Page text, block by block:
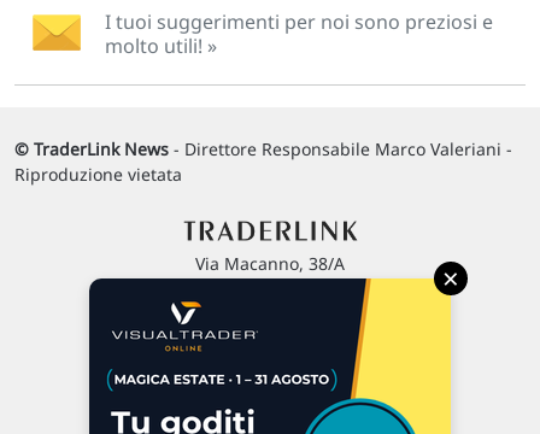
I tuoi suggerimenti per noi sono preziosi e
molto utili! »
© TraderLink News - Direttore Responsabile Marco Valeriani -
Riproduzione vietata
Via Macanno, 38/A
P.IVA 02 452 460 401
Chi siamo
Commenti e segnalazioni
×